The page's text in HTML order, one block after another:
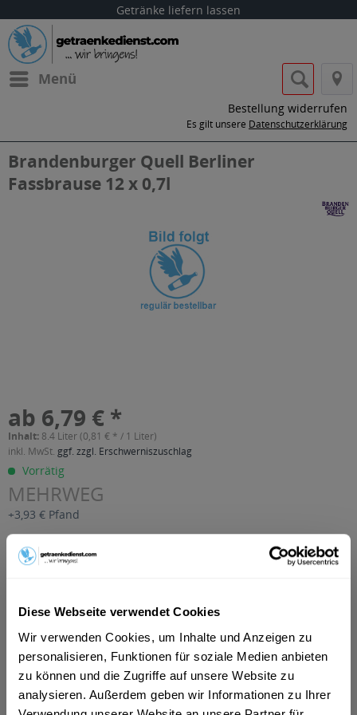
Diese Webseite verwendet Cookies
Wir verwenden Cookies, um Inhalte und Anzeigen zu
personalisieren, Funktionen für soziale Medien anbieten
zu können und die Zugriffe auf unsere Website zu
analysieren. Außerdem geben wir Informationen zu Ihrer
Getränke liefern lassen
Menü
Bestellung widerrufen
Es gilt unsere Datenschutzerklärung
Brandenburger Quell Berliner
Fassbrause 12 x 0,7l
ab 6,79 € *
Inhalt: 8.4 Liter (0,81 € * / 1 Liter)
inkl. MwSt. ggf. zzgl. Erschwerniszuschlag
Vorrätig
MEHRWEG
+3,93 € Pfand
In denWarenkorb
Verfügbar in:
Beschreibung
mehr
"Brandenburger Quell Berliner Fassbrause